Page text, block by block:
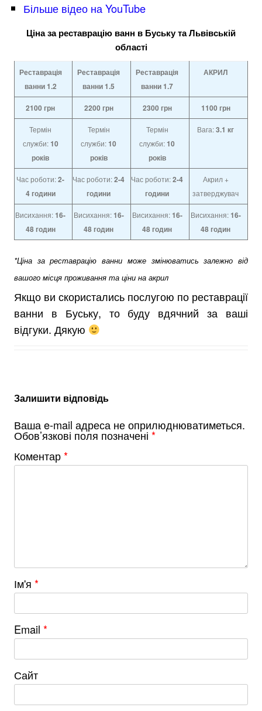
Більше відео на YouTube
Ціна за реставрацію ванн в Буську та Львівській
області
Реставрація
ванни 1.2
Реставрація
ванни1.5
Реставрація
ванни1.7
АКРИЛ
2100 грн 2200 грн 2300 грн 1100 грн
Термін
служби:10
років
Термін
служби:10
років
Термін
служби:10
років
Вага:3.1 кг
Час роботи:2-
4 години
Час роботи:2-4
години
Час роботи:2-4
години
Акрил +
затверджувач
Висихання:16-
48 годин
Висихання:16-
48 годин
Висихання:16-
48 годин
Висихання:16-
48 годин
*Ціна за реставрацію ванни може змінюватись залежно від
вашого місця проживання та ціни на акрил
Якщо ви скористались послугою по реставрації
ванни в Буську, то буду вдячний за ваші
відгуки. Дякую
Залишити відповідь
Ваша e-mail адреса не оприлюднюватиметься.
Обов’язкові поля позначені *
Коментар*
Ім'я *
Email *
Сайт